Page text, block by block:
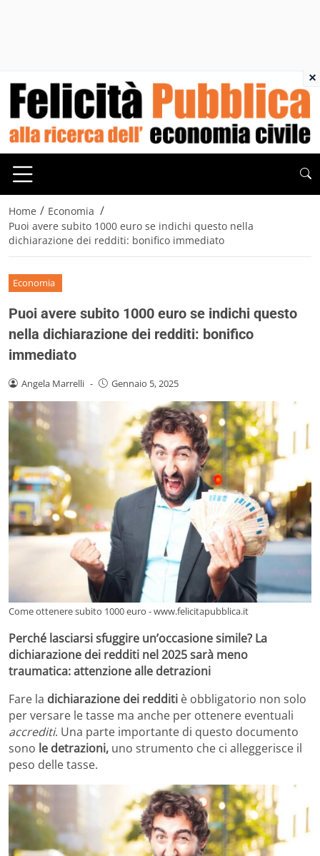
Home / Economia /
Puoi avere subito 1000 euro se indichi questo nella
dichiarazione dei redditi: bonifico immediato
Economia
Puoi avere subito 1000 euro se indichi questo
nella dichiarazione dei redditi: bonifico
immediato
Angela Marrelli - Gennaio 5, 2025
Come ottenere subito 1000 euro - www.felicitapubblica.it
Perché lasciarsi sfuggire un’occasione simile? La
dichiarazione dei redditi nel 2025 sarà meno
traumatica: attenzione alle detrazioni
Fare la dichiarazione dei redditi è obbligatorio non solo
per versare le tasse ma anche per ottenere eventuali
accrediti. Una parte importante di questo documento
sono le detrazioni, uno strumento che ci alleggerisce il
peso delle tasse.
×